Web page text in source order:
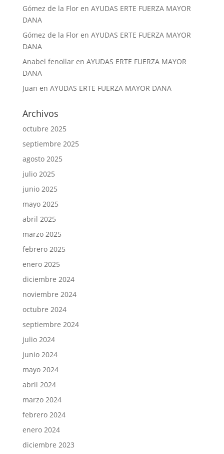
Gómez de la Floren AYUDAS ERTE FUERZA MAYOR
DANA
Gómez de la Floren AYUDAS ERTE FUERZA MAYOR
DANA
Anabel fenollaren AYUDAS ERTE FUERZA MAYOR
DANA
Juan en AYUDAS ERTE FUERZA MAYOR DANA
Archivos
octubre 2025
septiembre 2025
agosto 2025
julio 2025
junio 2025
mayo 2025
abril 2025
marzo 2025
febrero 2025
enero 2025
diciembre 2024
noviembre 2024
octubre 2024
septiembre 2024
julio 2024
junio 2024
mayo 2024
abril 2024
marzo 2024
febrero 2024
enero 2024
diciembre 2023